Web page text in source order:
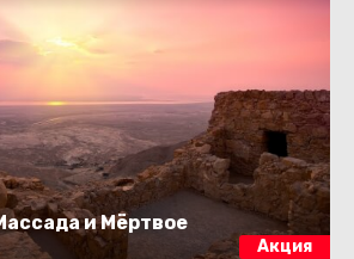
и Мёртвое
Акция